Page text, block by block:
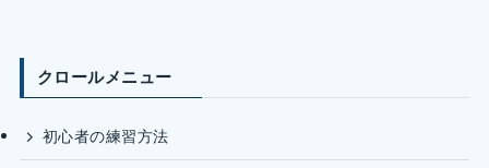
クロールメニュー
初心者の練習方法